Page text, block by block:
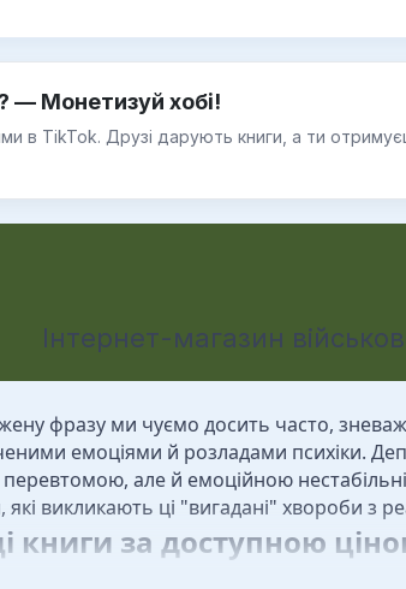
— Монетизуй хобі!
в TikTok. Друзі дарують книги, а ти
Інтернет-магазин
фразу ми чуємо досить часто,
емоціями й розладами психіки.
перевтомою, але й емоційною
викликають ці "вигадані" хвороби з
книги за доступною